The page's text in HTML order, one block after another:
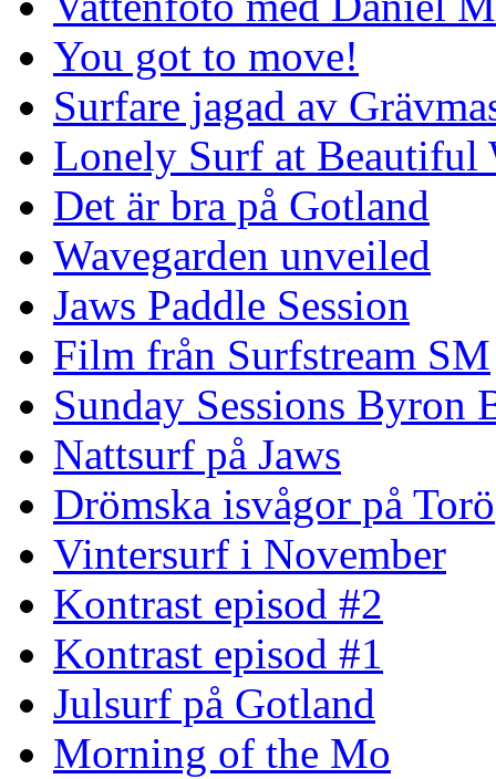
You got to move!
Surfare jagad av
Lonely Surf at Beautiful
Det är bra på Gotland
Wavegarden unveiled
Jaws Paddle Session
Film från Surfstream SM
Sunday Sessions Byron
Nattsurf på Jaws
Drömska isvågor på Torö
Vintersurf i November
Kontrast episod #2
Kontrast episod #1
Julsurf på Gotland
Morning of the Mo